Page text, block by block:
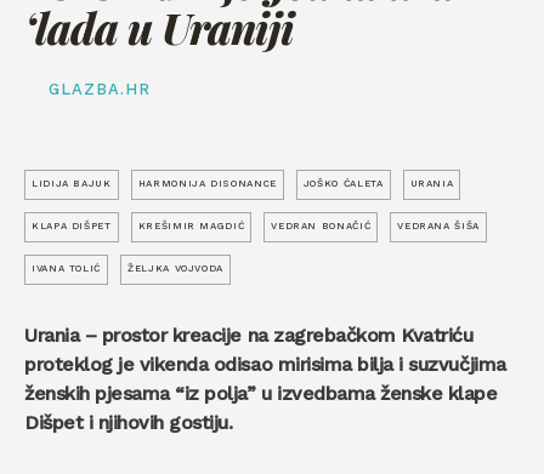
‘lada u Uraniji
GLAZBA.HR
LIDIJA BAJUK HARMONIJA DISONANCE JOŠKO ĆALETA URANIA
KLAPA DIŠPET KREŠIMIR MAGDIĆ VEDRAN BONAČIĆ VEDRANA ŠIŠA
IVANA TOLIĆ ŽELJKA VOJVODA
Urania – prostor kreacije na zagrebačkom Kvatriću
proteklog je vikenda odisao mirisima bilja i suzvučjima
ženskih pjesama “iz polja” u izvedbama ženske klape
Dišpet i njihovih gostiju.